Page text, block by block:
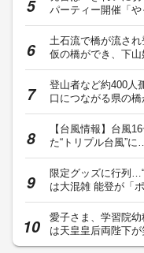
パーティー開催「や
土石流で橋が流さ
仮の橋ができ、下山
登山者など約400
口につながる県の橋
【台風情報】台風
た“トリプル台風”に
限定グッズに行列
は大混雑 能登が「
愛子さま、学習院
は天皇皇后両陛下が